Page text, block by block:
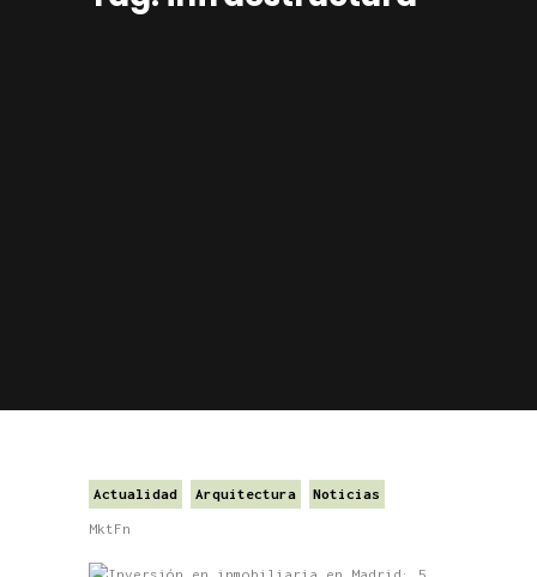
Actualidad Arquitectura Noticias
MktFn